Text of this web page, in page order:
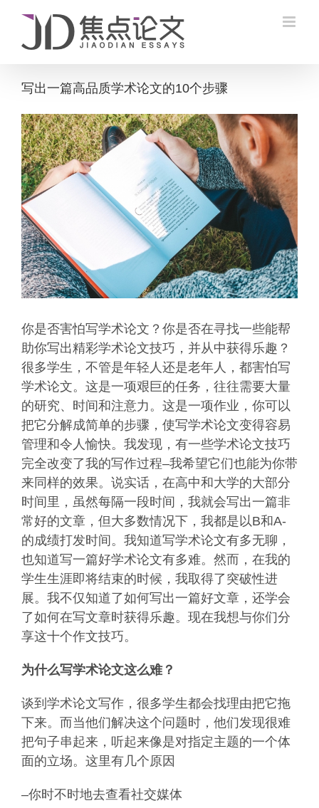
content
写出一篇高品质学术论文的10个步骤
View
Larger
Image
你是否害怕写学术论文？你是否在寻找一些能帮
助你写出精彩学术论文技巧，并从中获得乐趣？
很多学生，不管是年轻人还是老年人，都害怕写
学术论文。这是一项艰巨的任务，往往需要大量
的研究、时间和注意力。这是一项作业，你可以
把它分解成简单的步骤，使写学术论文变得容易
管理和令人愉快。我发现，有一些学术论文技巧
完全改变了我的写作过程–我希望它们也能为你带
来同样的效果。说实话，在高中和大学的大部分
时间里，虽然每隔一段时间，我就会写出一篇非
常好的文章，但大多数情况下，我都是以B和A-
的成绩打发时间。我知道写学术论文有多无聊，
也知道写一篇好学术论文有多难。然而，在我的
学生生涯即将结束的时候，我取得了突破性进
展。我不仅知道了如何写出一篇好文章，还学会
了如何在写文章时获得乐趣。现在我想与你们分
享这十个作文技巧。
为什么写学术论文这么难？
谈到学术论文写作，很多学生都会找理由把它拖
下来。而当他们解决这个问题时，他们发现很难
把句子串起来，听起来像是对指定主题的一个体
面的立场。这里有几个原因
–你时不时地去查看社交媒体